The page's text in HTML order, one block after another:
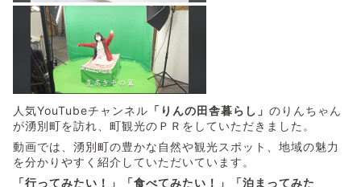
人気YouTubeチャンネル 「りんの田舎暮らし」 のりんちゃん
が湧別町を訪れ、町観光のＰＲをしていただきました。
動画では、湧別町の豊かな自然や観光スポット、地域の魅力
を分かりやすく紹介していただいています。
「行ってみたい！」「食べてみたい！」「泊まってみた